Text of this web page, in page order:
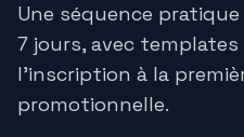
Une séquence
7 jours, avec
l'inscription à la
promotionnelle.